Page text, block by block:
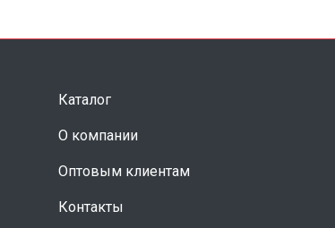
Каталог
О компании
Оптовым клиентам
Контакты